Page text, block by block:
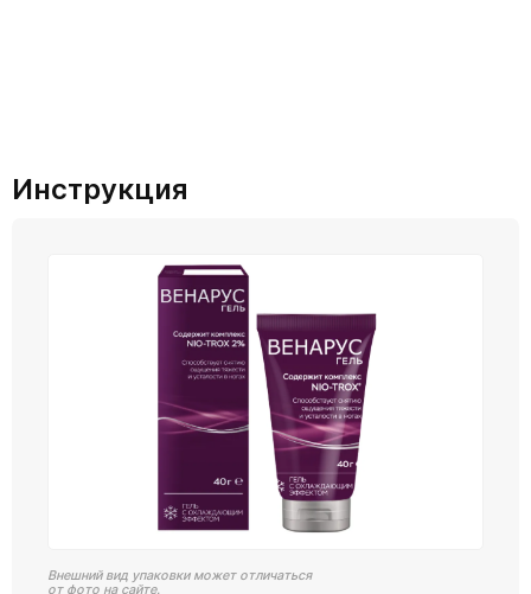
Инструкция
Внешний вид упаковки может отличаться
от фото на сайте.